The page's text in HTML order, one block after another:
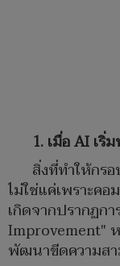
1. เมื่อAIเริ่
สิ่งที่ทำให้กร
ไม่ใช่แค่เพราะค
เกิดจากปรากฏก
Improvement"
พัฒนาขีดความสา